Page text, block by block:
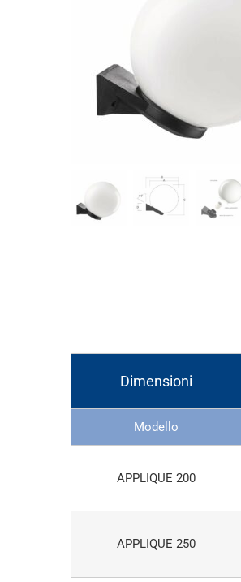
Dimensioni
Modello
APPLIQUE 200
APPLIQUE 250